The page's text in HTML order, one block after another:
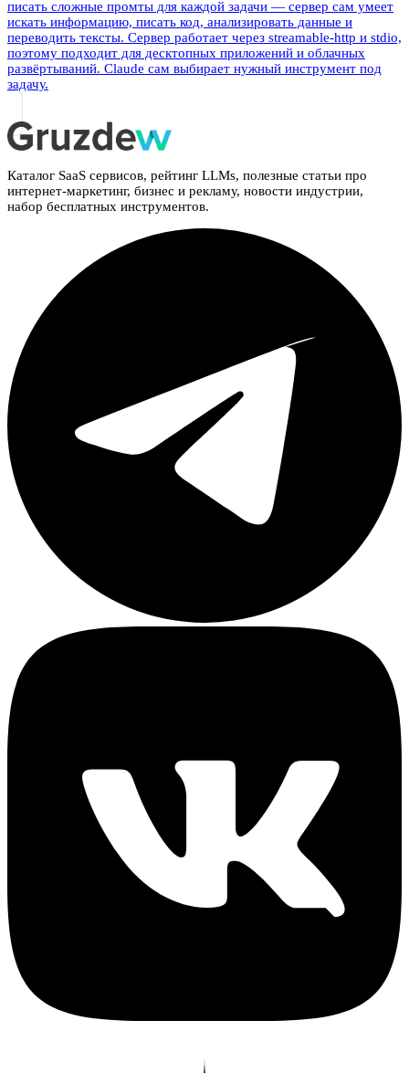
писать сложные промты для каждой задачи — сервер сам умеет
искать информацию, писать код, анализировать данные и
переводить тексты. Сервер работает через streamable-http и stdio,
поэтому подходит для десктопных приложений и облачных
развёртываний. Claude сам выбирает нужный инструмент под
задачу.
Каталог SaaS сервисов, рейтинг LLMs, полезные статьи про
интернет-маркетинг, бизнес и рекламу, новости индустрии,
набор бесплатных инструментов.